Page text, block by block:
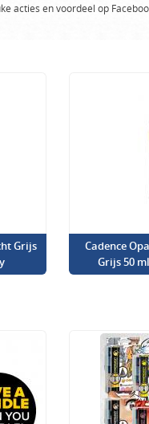
acties en voordeel op
Grijs
Cadence
Grijs 50